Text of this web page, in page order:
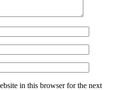
in this browser for the next